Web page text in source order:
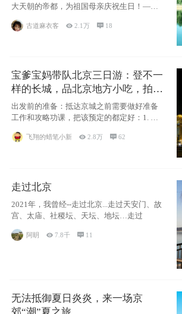
大天朝的帝都，为祖国母亲庆祝生日！——
古道麻衣客 2.1万  18
宝爹宝妈带队北京三日游：登不一
样的长城，品北京地方小吃，拍盘
古七星夜景！
出发前的准备：抵达京城之前需要做好准备
工作和攻略功课，把该预定的都定好：1. 酒
飞翔的蜡笔小新 2.8万 62
走过北京
2021年，我曾经--走过北京...走过天安门、故
宫、太庙、社稷坛、天坛、地坛…走过
阿眀 7.8千  11
无法抵御夏日炎炎，来一场京